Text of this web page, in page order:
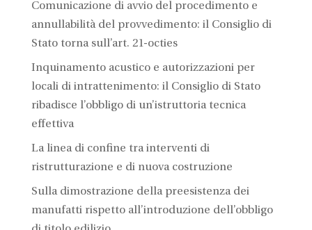
Comunicazione di avvio del procedimento e
annullabilità del provvedimento: il Consiglio di
Stato torna sull’art. 21-octies
Inquinamento acustico e autorizzazioni per
locali di intrattenimento: il Consiglio di Stato
ribadisce l’obbligo di un’istruttoria tecnica
effettiva
La linea di confine tra interventi di
ristrutturazione e di nuova costruzione
Sulla dimostrazione della preesistenza dei
manufatti rispetto all’introduzione dell’obbligo